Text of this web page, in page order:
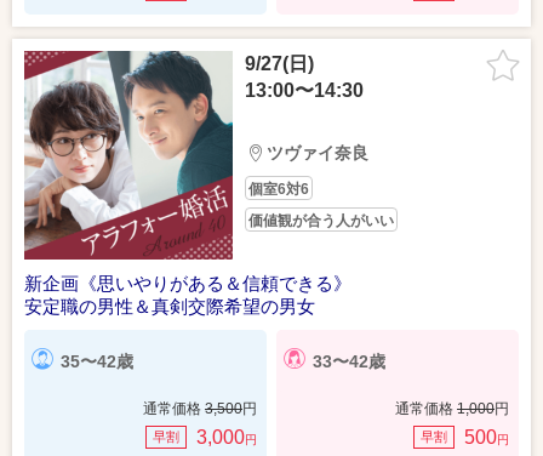
9/27(日)
13:00〜14:30
ツヴァイ奈良
個室6対6
価値観が合う人がいい
新企画《思いやりがある＆信頼できる》
安定職の男性＆真剣交際希望の男女
35〜42歳
通常価格 3,500円
早割 3,000円
33〜42歳
通常価格 1,000円
早割 500円